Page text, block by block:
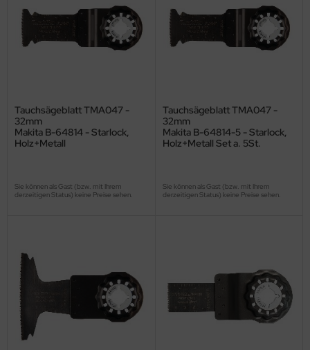
Tauchsägeblatt TMA047 -
32mm
Makita B-64814 - Starlock,
Holz+Metall
Sie können als Gast (bzw. mit Ihrem
derzeitigen Status) keine Preise sehen.
Tauchsägeblatt TMA047 -
32mm
Makita B-64814-5 - Starlock,
Holz+Metall Set a. 5St.
Sie können als Gast (bzw. mit Ihrem
derzeitigen Status) keine Preise sehen.